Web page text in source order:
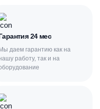
24 мес
Мы даем гарантию как на
работу, так и на